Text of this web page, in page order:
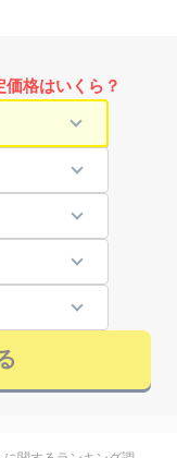
格はいくら？